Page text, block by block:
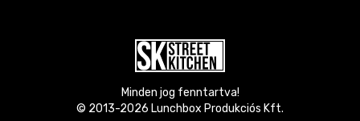
Minden jog fenntartva!
© 2013-2026 Lunchbox Produkciós Kft.